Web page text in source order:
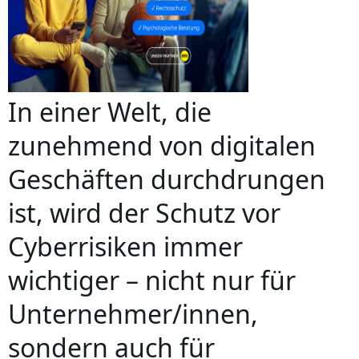
In einer Welt, die
zunehmend von digitalen
Geschäften durchdrungen
ist, wird der Schutz vor
Cyberrisiken immer
wichtiger – nicht nur für
Unternehmer/innen,
sondern auch für